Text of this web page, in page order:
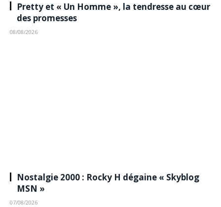
Pretty et « Un Homme », la tendresse au cœur
des promesses
08/08/2026
Nostalgie 2000 : Rocky H dégaine « Skyblog
MSN »
07/08/2026